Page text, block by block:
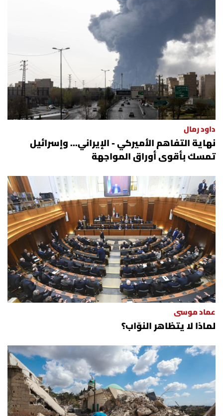
داود رمال
نهاية التفاهم الأميركي - الإيراني... وإسرائيل
تمسك بأقوى أوراق المواجهة
عماد موسى
لماذا لا يتظاهر النوّاب؟